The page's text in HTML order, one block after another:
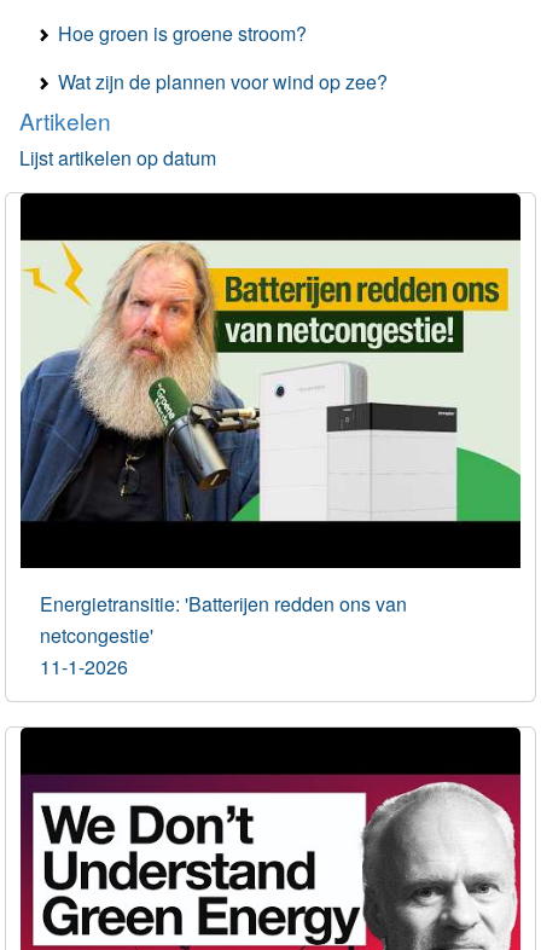
Hoe groen is groene stroom?
Wat zijn de plannen voor wind op zee?
Artikelen
Lijst artikelen op datum
Energietransitie: 'Batterijen redden ons van
netcongestie'
11-1-2026